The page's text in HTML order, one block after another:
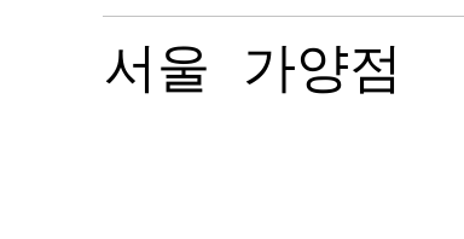
서울 가양점